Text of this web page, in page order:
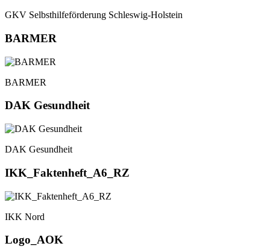
GKV Selbsthilfeförderung Schleswig-Holstein
BARMER
BARMER
DAK Gesundheit
DAK Gesundheit
IKK_Faktenheft_A6_RZ
IKK Nord
Logo_AOK